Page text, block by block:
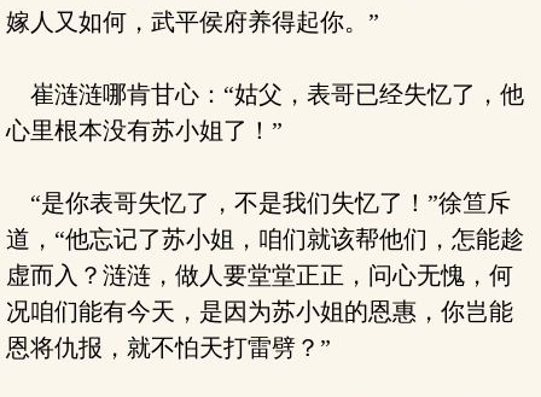
嫁人又如何，武平侯府养得起你。”
崔涟涟哪肯甘心：“姑父，表哥已经失忆了，他
心里根本没有苏小姐了！”
“是你表哥失忆了，不是我们失忆了！”徐笪斥
道，“他忘记了苏小姐，咱们就该帮他们，怎能趁
虚而入？涟涟，做人要堂堂正正，问心无愧，何
况咱们能有今天，是因为苏小姐的恩惠，你岂能
恩将仇报，就不怕天打雷劈？”